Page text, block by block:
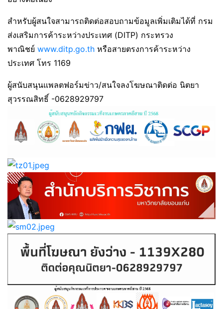
สำหรับผู้สนใจสามารถติดต่อสอบถามข้อมูลเพิ่มเติมได้ที่ กรม
ส่งเสริมการค้าระหว่างประเทศ (DITP) กระทรวง
พาณิชย์ www.ditp.go.th หรือสายตรงการค้าระหว่าง
ประเทศ โทร 1169
ผู้สนับสนุนแพลตฟอร์มข่าว/สนใจลงโฆษณาติดต่อ นิตยา
สุวรรณสิทธิ์ -0628929797